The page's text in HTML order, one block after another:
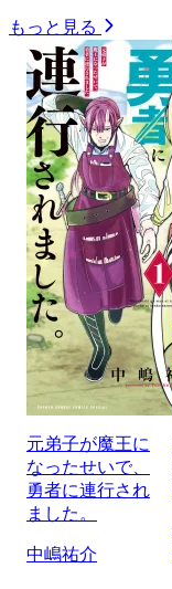
もっと見る
元弟子が魔王に
なったせいで、
勇者に連行され
ました。
中嶋祐介